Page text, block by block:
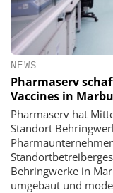
NEWS
Pharmaserv
Vaccines in
Pharmaserv hat
Standort
Behringwerke in
umgebaut und